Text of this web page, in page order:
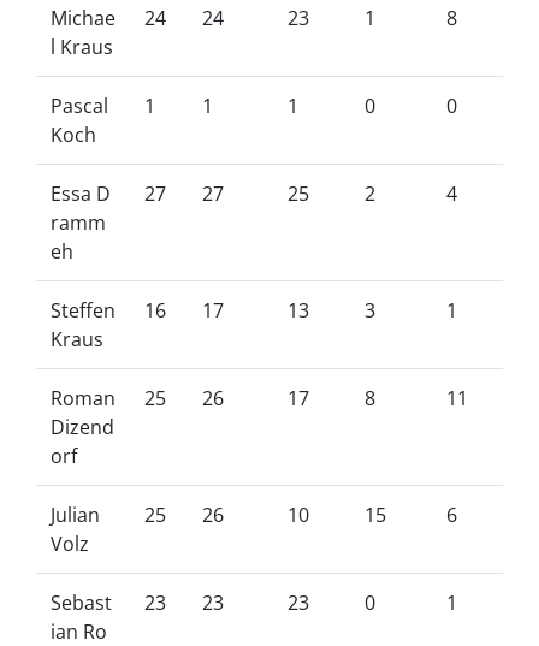
Michae
l Kraus
24 24 23 1 8
Pascal
Koch
1 1 1 0 0
Essa D
ramm
eh
27 27 25 2 4
Steffen
Kraus
16 17 13 3 1
Roman
Dizend
orf
25 26 17 8 11
Julian
Volz
25 26 10 15 6
Sebast
ian Ro
23 23 23 0 1